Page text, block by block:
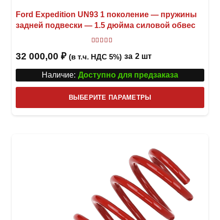
Ford Expedition UN93 1 поколение — пружины
задней подвески — 1.5 дюйма силовой обвес
32 000,00 ₽ (в т.ч. НДС 5%) за 2 шт
Наличие: Доступно для предзаказа
ВЫБЕРИТЕ ПАРАМЕТРЫ
товар